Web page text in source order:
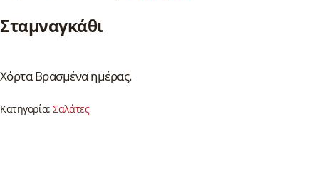
Σταμναγκάθι
Χόρτα Βρασμένα ημέρας.
Κατηγορία:Σαλάτες